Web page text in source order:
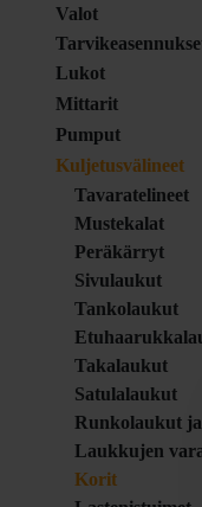
Valot
Lukot
Mittarit
Pumput
Kuljetusvälineet
Tavaratelineet
Mustekalat
Peräkärryt
Sivulaukut
Tankolaukut
Takalaukut
Satulalaukut
Runkolaukut
Laukkujen
Korit